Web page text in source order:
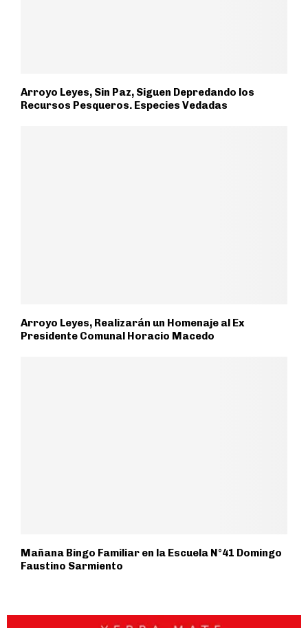
Arroyo Leyes, Sin Paz, Siguen Depredando los
Recursos Pesqueros. Especies Vedadas
Arroyo Leyes, Realizarán un Homenaje al Ex
Presidente Comunal Horacio Macedo
Mañana Bingo Familiar en la Escuela N°41 Domingo
Faustino Sarmiento